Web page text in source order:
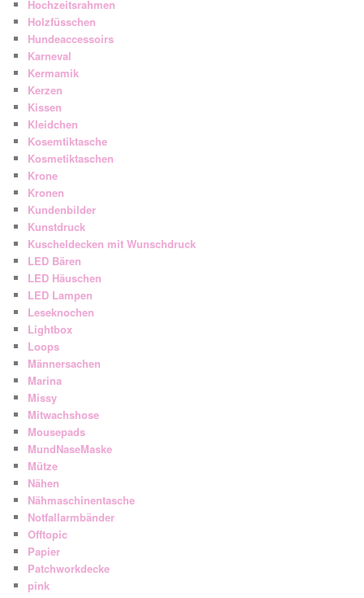
Hochzeitsrahmen
Holzfüsschen
Hundeaccessoirs
Karneval
Kermamik
Kerzen
Kissen
Kleidchen
Kosemtiktasche
Kosmetiktaschen
Krone
Kronen
Kundenbilder
Kunstdruck
Kuscheldecken mit Wunschdruck
LED Bären
LED Häuschen
LED Lampen
Leseknochen
Lightbox
Loops
Männersachen
Marina
Missy
Mitwachshose
Mousepads
MundNaseMaske
Mütze
Nähen
Nähmaschinentasche
Notfallarmbänder
Offtopic
Papier
Patchworkdecke
pink